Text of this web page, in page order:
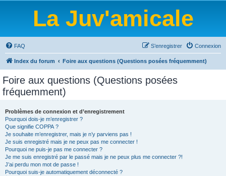
La Juv'amicale
FAQ Connexion
S’enregistrer
Index du forum Foire aux questions (Questions posées fréquemment)
Foire aux questions (Questions posées
fréquemment)
Problèmes de connexion et d’enregistrement
Pourquoi dois-je m’enregistrer ?
Que signifie COPPA ?
Je souhaite m’enregistrer, mais je n’y parviens pas !
Je suis enregistré mais je ne peux pas me connecter !
Pourquoi ne puis-je pas me connecter ?
Je me suis enregistré par le passé mais je ne peux plus me connecter ?!
J’ai perdu mon mot de passe !
Pourquoi suis-je automatiquement déconnecté ?